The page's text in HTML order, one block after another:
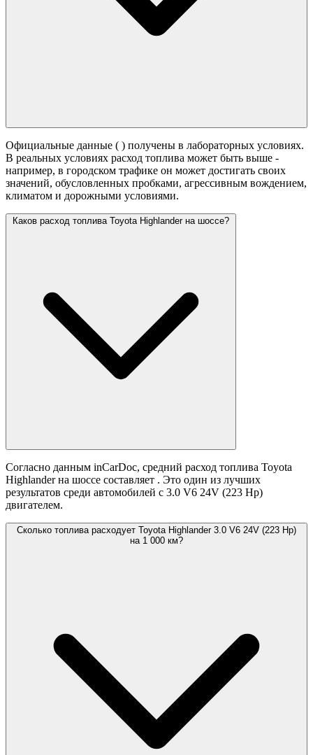
Официальные данные ( ) получены в лабораторных условиях.
В реальных условиях расход топлива может быть выше -
например, в городском трафике он может достигать своих
значений, обусловленных пробками, агрессивным вождением,
климатом и дорожными условиями.
Каков расход топлива Toyota Highlander на шоссе?
Согласно данным inCarDoc, средний расход топлива Toyota
Highlander на шоссе составляет . Это один из лучших
результатов среди автомобилей с 3.0 V6 24V (223 Hp)
двигателем.
Сколько топлива расходует Toyota Highlander 3.0 V6 24V (223 Hp)
на 1 000 км?